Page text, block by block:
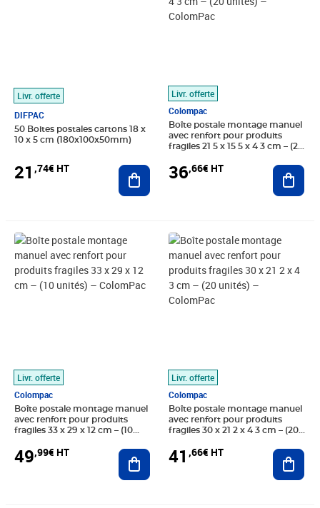
Livr. offerte
DIFPAC
50 Boites postales cartons 18 x
10 x 5 cm (180x100x50mm)
21 ,74€ HT Ajouter au panier
Livr. offerte
Colompac
Boîte postale montage manuel
avec renfort pour produits
fragiles 21 5 x 15 5 x 4 3 cm – (20
36,66€ HT
Livr. offerte
Colompac
Boîte postale montage manuel
avec renfort pour produits
fragiles 33 x 29 x 12 cm – (10
49,99€ HT
Prix 49,99€ HT
Ajouter au panier
Livr. offerte
Colompac
Boîte postale montage manuel
avec renfort pour produits
fragiles 30 x 21 2 x 4 3 cm – (20
41 ,66€ HT
Prix 41,66€ HT